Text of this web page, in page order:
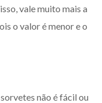
vale muito mais a
o valor é menor e o
não é fácil ou